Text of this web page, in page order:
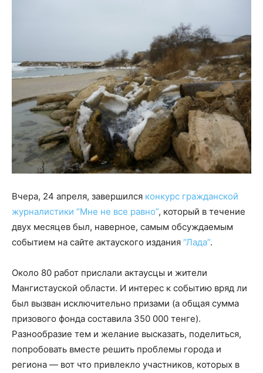
Вчера, 24 апреля, завершился конкурс гражданской
журналистики “Мне не все равно”, который в течение
двух месяцев был, наверное, самым обсуждаемым
событием на сайте актауского издания “Лада”.
Около 80 работ прислали актаусцы и жители
Мангистауской области. И интерес к событию вряд ли
был вызван исключительно призами (а общая сумма
призового фонда составила 350 000 тенге).
Разнообразие тем и желание высказать, поделиться,
попробовать вместе решить проблемы города и
региона — вот что привлекло участников, которых в